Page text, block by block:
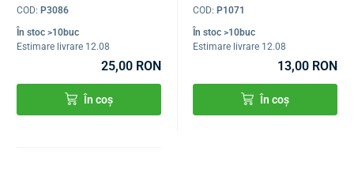
COD: P3086
În stoc >10buc
Estimare livrare 12.08
25,00 RON
În coș
COD: P1071
În stoc >10buc
Estimare livrare 12.08
13,00 RON
În coș